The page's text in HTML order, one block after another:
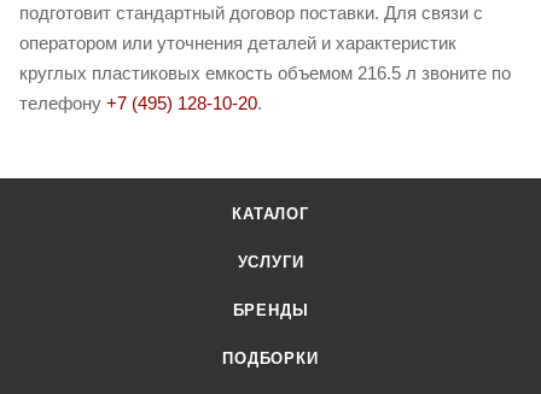
подготовит стандартный договор поставки. Для связи с
оператором или уточнения деталей и характеристик
круглых пластиковых емкость объемом 216.5 л звоните по
телефону +7 (495) 128-10-20.
КАТАЛОГ
УСЛУГИ
БРЕНДЫ
ПОДБОРКИ